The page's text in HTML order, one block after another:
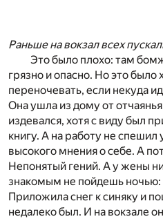
Раньше на вокзал всех
Это было плохо: там
грязно и опасно. Но это
переночевать, если некуда
Она ушла из дому от
издевался, хотя с виду был
книгу. А на работу не спешил
высокого мнения о себе. А
Непонятый гений. А у жены
знакомым не пойдешь ночью:
Приложила снег к синяку и
недалеко был. И на вокзале